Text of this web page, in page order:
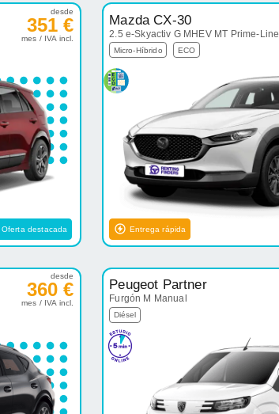
desde
351 €
mes / IVA incl.
Oferta destacada
Mazda CX-30
2.5 e-Skyactiv G MHEV MT Prime-Line
Micro-Híbrido ECO
Entrega rápida
desde
360 €
mes / IVA incl.
Peugeot Partner
Furgón M Manual
Diésel